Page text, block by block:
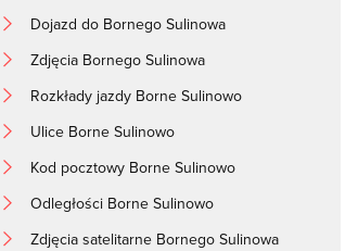
Dojazd do Bornego Sulinowa
Zdjęcia Bornego Sulinowa
Rozkłady jazdy Borne Sulinowo
Ulice Borne Sulinowo
Kod pocztowy Borne Sulinowo
Odległości Borne Sulinowo
Zdjęcia satelitarne Bornego Sulinowa